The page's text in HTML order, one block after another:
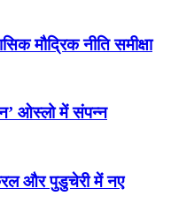
2026
2026
2026
मौद्रिक नीति समीक्षा
ओस्लो में संपन्न
और पुडुचेरी में नए